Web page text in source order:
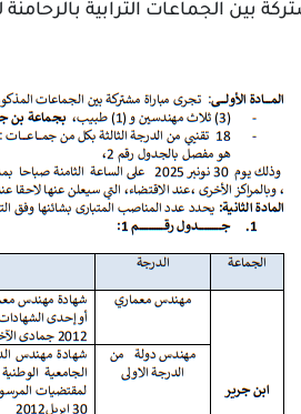
بين الجماعات الترابية